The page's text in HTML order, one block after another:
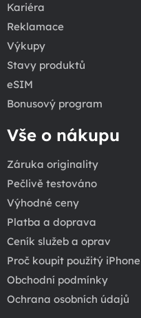
Kariéra
Reklamace
Výkupy
Stavy produktů
eSIM
Bonusový program
Vše o nákupu
Záruka originality
Pečlivě testováno
Výhodné ceny
Platba a doprava
Ceník služeb a oprav
Proč koupit použitý iPhone
Obchodní podmínky
Ochrana osobních údajů